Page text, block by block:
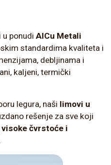
ponudi AlCu Metali
standardima kvaliteta i
debljinama i
kaljeni, termički
legura, naši limovi u
rešenje za sve koji
čvrstoće i
.